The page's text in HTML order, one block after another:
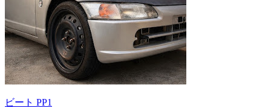
ビート PP1